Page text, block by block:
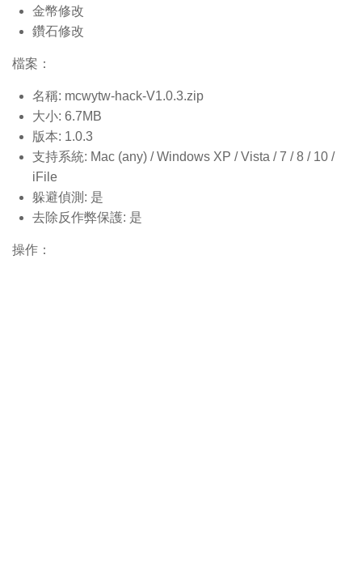
金幣修改
鑽石修改
檔案：
名稱: mcwytw-hack-V1.0.3.zip
大小: 6.7MB
版本: 1.0.3
支持系統: Mac (any) / Windows XP / Vista / 7 / 8 / 10 /
iFile
躲避偵測: 是
去除反作弊保護: 是
操作：